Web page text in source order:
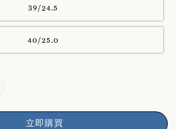
39/24.5
40/25.0
立即購買